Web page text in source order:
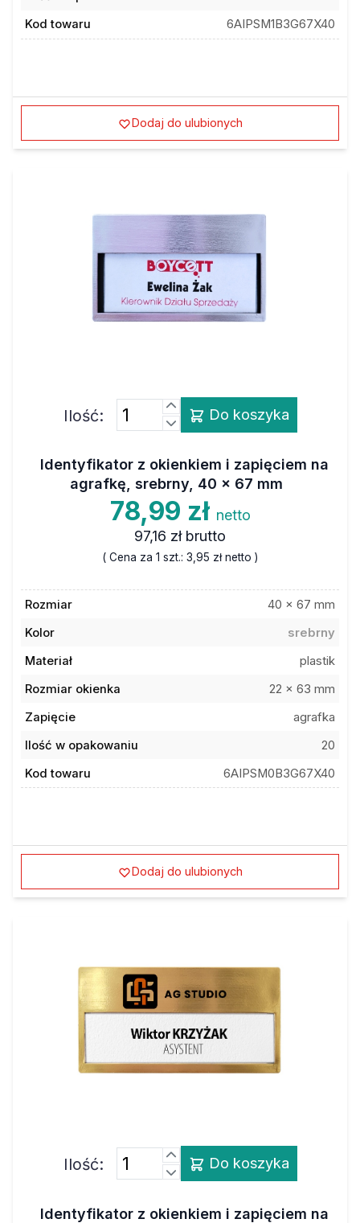
Kod towaru
6AIPSM1B3G67X40
Dodaj do ulubionych
Ilość: Do koszyka
Identyfikator z okienkiem i zapięciem na
agrafkę, srebrny, 40 x 67 mm
78,99 zł netto
97,16 zł brutto
( Cena za 1 szt.: 3,95 złnetto )
Rozmiar
40 x 67 mm
Kolor
srebrny
Materiał
plastik
Rozmiar okienka
22 x 63 mm
Zapięcie
agrafka
Ilość w opakowaniu
20
Kod towaru
6AIPSM0B3G67X40
Dodaj do ulubionych
Ilość: Do koszyka
Identyfikator z okienkiem i zapięciem na